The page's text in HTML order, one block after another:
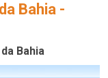
Bahia -
Bahia